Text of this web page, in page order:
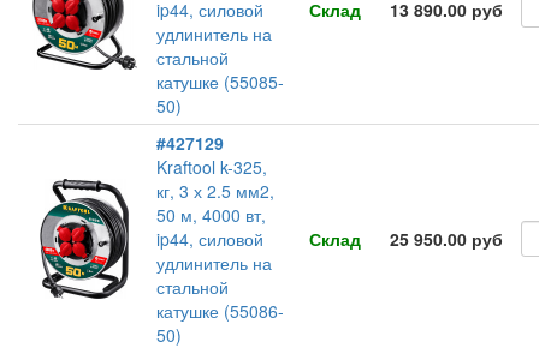
ip44, силовой
удлинитель на
стальной
катушке (55085-
50)
Склад 13 890.00 руб
#427129
Kraftool k-325,
кг, 3 х 2.5 мм2,
50 м, 4000 вт,
ip44, силовой
удлинитель на
стальной
катушке (55086-
50)
Склад 25 950.00 руб